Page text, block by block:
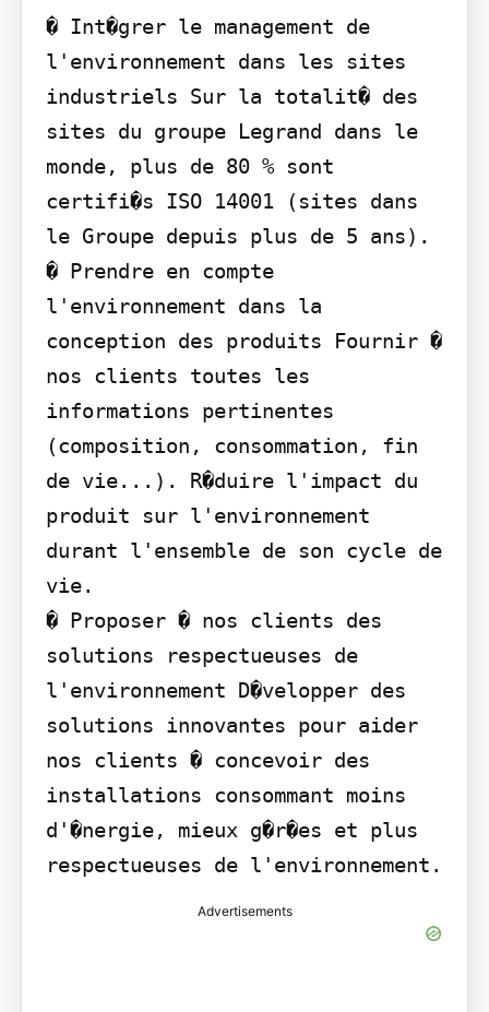
� Int�grer le management de
l'environnement dans les sites
industriels Sur la totalit� des
sites du groupe Legrand dans le
monde, plus de 80 % sont
certifi�s ISO 14001 (sites dans
le Groupe depuis plus de 5 ans).
� Prendre en compte
l'environnement dans la
conception des produits Fournir �
nos clients toutes les
informations pertinentes
(composition, consommation, fin
de vie...). R�duire l'impact du
produit sur l'environnement
durant l'ensemble de son cycle de
vie.
� Proposer � nos clients des
solutions respectueuses de
l'environnement D�velopper des
solutions innovantes pour aider
nos clients � concevoir des
installations consommant moins
d'�nergie, mieux g�r�es et plus
respectueuses de l'environnement.
Advertisements